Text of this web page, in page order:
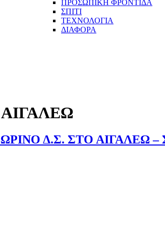
ΠΡΟΣΩΠΙΚΗ ΦΡΟΝΤΙΔΑ
ΣΠΙΤΙ
ΤΕΧΝΟΛΟΓΙΑ
ΔΙΑΦΟΡΑ
Δ.Σ. ΣΤΟ ΑΙΓΑΛΕΩ